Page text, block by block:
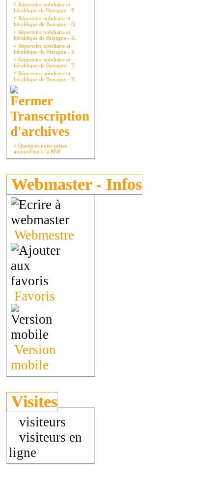
¤ Répertoire nobiliaire et
héraldique de Bretagne - P.
¤ Répertoire nobiliaire et
héraldique de Bretagne - Q.
¤ Répertoire nobiliaire et
héraldique de Bretagne - R.
¤ Répertoire nobiliaire et
héraldique de Bretagne - S.
¤ Répertoire nobiliaire et
héraldique de Bretagne - T.
¤ Répertoire nobiliaire et
héraldique de Bretagne - V.
Transcription
d'archives
¤ Quelques notes prises
aujourd'hui à la BNF
Webmaster - Infos
Webmestre
Favoris
Version
mobile
Visites
visiteurs
visiteurs en
ligne